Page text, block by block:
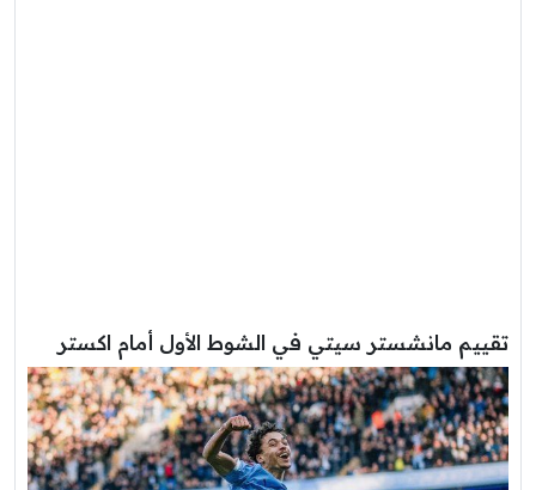
تقييم مانشستر سيتي في الشوط الأول أمام اكستر